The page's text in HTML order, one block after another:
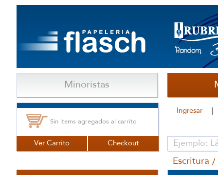
Minoristas
Sin items agregados al carrito
Ver Carrito Checkout
Ingresar
Escritura